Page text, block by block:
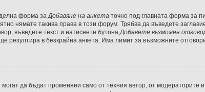
форма заДобавяне на анкета точно под главната форма за
нямате такива права в този форум. Трябва да въведете
въведете текст и натиснете бутонаДобавете възможен
резултира в безкрайна анкета. Има лимит за възможните
да бъдат променяни само от техния автор, от модераторите